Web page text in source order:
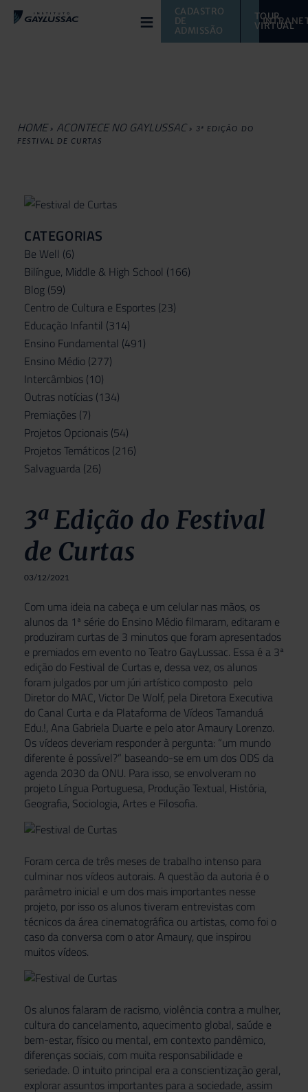
≡
CADASTRO
DE
ADMISSÃO
TOUR
VIRTUAL
HOME » ACONTECE NO GAYLUSSAC »
3ª EDIÇÃO DO
FESTIVAL DE CURTAS
CATEGORIAS
Be Well (6)
Bilíngue, Middle & High School (166)
Blog (59)
Centro de Cultura e Esportes (23)
Educação Infantil (314)
Ensino Fundamental (491)
Ensino Médio (277)
Intercâmbios (10)
Outras notícias (134)
Premiações (7)
Projetos Opcionais (54)
Projetos Temáticos (216)
Salvaguarda (26)
3ª Edição do Festival
de Curtas
03/12/2021
Com uma ideia na cabeça e um celular nas mãos, os
alunos da 1ª série do Ensino Médio filmaram, editaram e
produziram curtas de 3 minutos que foram apresentados
e premiados em evento no Teatro GayLussac. Essa é a 3ª
edição do Festival de Curtas e, dessa vez, os alunos
foram julgados por um júri artístico composto pelo
Diretor do MAC, Victor De Wolf, pela Diretora Executiva
do Canal Curta e da Plataforma de Vídeos Tamanduá
Edu.!, Ana Gabriela Duarte e pelo ator Amaury Lorenzo.
Os vídeos deveriam responder à pergunta: “um mundo
diferente é possível?” baseando-se em um dos ODS da
agenda 2030 da ONU. Para isso, se envolveram no
projeto Língua Portuguesa, Produção Textual, História,
Geografia, Sociologia, Artes e Filosofia.
Foram cerca de três meses de trabalho intenso para
culminar nos vídeos autorais. A questão da autoria é o
parâmetro inicial e um dos mais importantes nesse
projeto, por isso os alunos tiveram entrevistas com
técnicos da área cinematográfica ou artistas, como foi o
caso da conversa com o ator Amaury, que inspirou
muitos vídeos.
Os alunos falaram de racismo, violência contra a mulher,
cultura do cancelamento, aquecimento global, saúde e
bem-estar, físico ou mental, em contexto pandêmico,
diferenças sociais, com muita responsabilidade e
seriedade. O intuito principal era a conscientização geral,
explorar assuntos importantes para a sociedade, assim